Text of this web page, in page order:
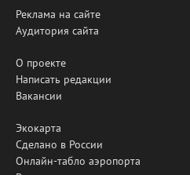
Реклама на сайте
Аудитория сайта
О проекте
Написать редакции
Вакансии
Экокарта
Сделано в России
Онлайн-табло аэропорта